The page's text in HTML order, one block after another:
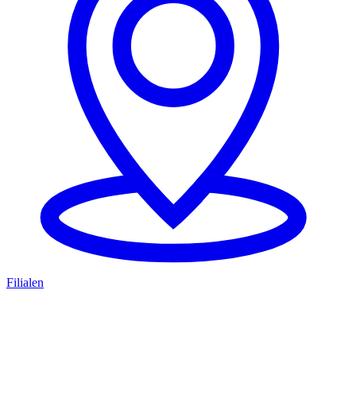
Filialen